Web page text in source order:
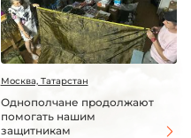
Москва, Татарстан
Однополчане продолжают
помогать нашим
защитникам